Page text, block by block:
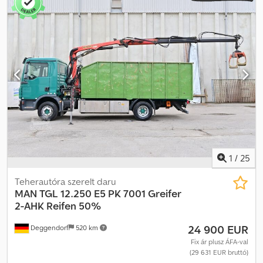
acél-levegő
, Gyártási év: 2022, Felszereltség:
AdBlue, Tachográf,
differenciálzár, légkondicionálás, tempomat, utánfutó vonófej,
MAN TGL 8.190 4×2 / hálófülke / 80 tho. km!!! / 2022 / pótkocsival
Cjdpfx Aszrf Iusi Ajha 2022-es év Futott 80 ezer km Műszaki adatok
Össztömeg 7490 kg Össztömeg pótkocsival 17976 kg Euro 6
Teljesítmény 190 LE 4×2 Hátsó légrugózás Differenciálzár
Pótkocsi vonóhorog Pót gumi tartó Függönyös felépítmény 3
tengelyes pótkocsi jár hozzá hálófülke Manuális váltó Napfénytető
Tempomat Légkondicionáló Tachográf Az autót egy MAN
szalonban vásárolták és szervizelték 100%-ban balesetmentes,
teljes dokumentáció, 1 tulajdonos Műszaki és vizuális állapota
kiváló.
1 / 25
Deggendorf 520 km
Teherautóra szerelt daru
MAN TGL 12.250 E5 PK 7001 Greifer
2-AHK Reifen 50%
24 900 EUR
Fix ár plusz ÁFA-val
(29 631 EUR bruttó)